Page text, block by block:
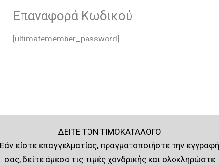
Επαναφορά Κωδικού
[ultimatemember_password]
ΔΕΙΤΕ ΤΟΝ ΤΙΜΟΚΑΤΑΛΟΓΟ
Εάν είστε επαγγελματίας, πραγματοποιήστε την εγγραφή
σας, δείτε άμεσα τις τιμές χονδρικής και ολοκληρώστε